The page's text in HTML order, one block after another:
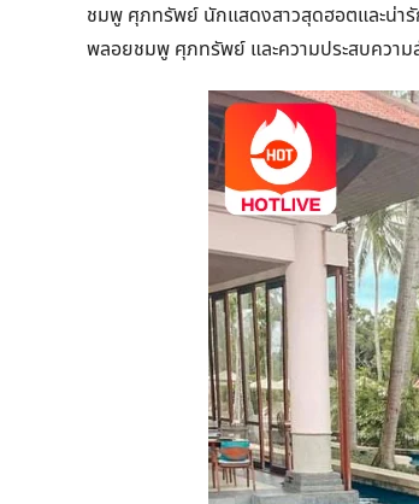
ชมพู ศุภทรัพย์ นักแสดงสาวสุดฮอตและน่า
พลอยชมพู ศุภทรัพย์ และความประสบความ